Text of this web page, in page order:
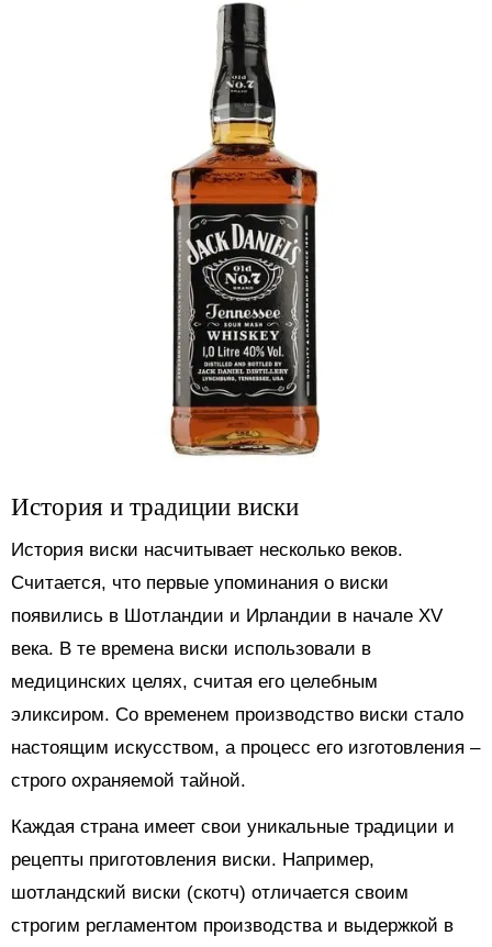
История и традиции виски
История виски насчитывает несколько веков.
Считается, что первые упоминания о виски
появились в Шотландии и Ирландии в начале XV
века. В те времена виски использовали в
медицинских целях, считая его целебным
эликсиром. Со временем производство виски стало
настоящим искусством, а процесс его изготовления –
строго охраняемой тайной.
Каждая страна имеет свои уникальные традиции и
рецепты приготовления виски. Например,
шотландский виски (скотч) отличается своим
строгим регламентом производства и выдержкой в